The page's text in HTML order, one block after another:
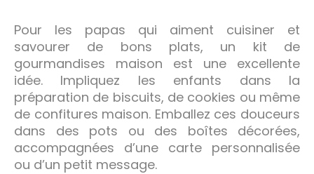
Pour les papas qui aiment cuisiner et
savourer de bons plats, un kit de
gourmandises maison est une excellente
idée. Impliquez les enfants dans la
préparation de biscuits, de cookies ou même
de confitures maison. Emballez ces douceurs
dans des pots ou des boîtes décorées,
accompagnées d’une carte personnalisée
ou d’un petit message.